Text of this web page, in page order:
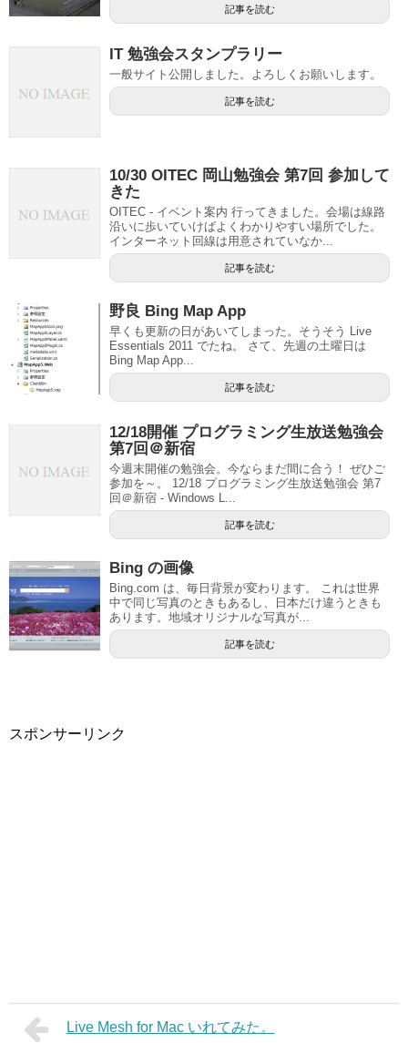
記事を読む
IT 勉強会スタンプラリー
一般サイト公開しました。よろしくお願いします。
記事を読む
10/30 OITEC 岡山勉強会 第7回 参加して
きた
OITEC - イベント案内 行ってきました。会場は線路
沿いに歩いていけばよくわかりやすい場所でした。
インターネット回線は用意されていなか...
記事を読む
野良 Bing Map App
早くも更新の日があいてしまった。そうそう Live
Essentials 2011 でたね。 さて、先週の土曜日は
Bing Map App...
記事を読む
12/18開催 プログラミング生放送勉強会
第7回＠新宿
今週末開催の勉強会。今ならまだ間に合う！ ぜひご
参加を～。 12/18 プログラミング生放送勉強会 第7
回＠新宿 - Windows L...
記事を読む
Bing の画像
Bing.com は、毎日背景が変わります。 これは世界
中で同じ写真のときもあるし、日本だけ違うときも
あります。地域オリジナルな写真が...
記事を読む
スポンサーリンク
Live Mesh for Mac いれてみた。